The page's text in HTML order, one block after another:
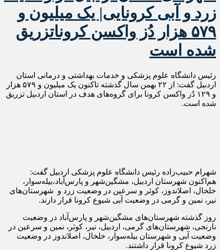
زرد و آبی کرونایی| یک میلیون و
۵۷۹ هزار دُز واکسن کروناتزریق
شده است
رئیس دانشگاه علوم پزشکی و خدمات بهداشتی و درمانی استان
اردبیل گفت: از ۲۲ بهمن سال گذشته تاکنون یک میلیون و ۵۷۹ هزار
و ۱۲۹ دُز واکسن کرونا برای گروه‌های هدف در استان اردبیل تزریق
شده است.
شهرام حبیب‌زاده رئیس دانشگاه علوم پزشکی اردبیل گفت:
هم‌اکنون شهرستان اردبیل، مشگین‌شهر و پارس‌آباد،بیله‌سوار،
خلخال، اصلاندوز، کوثر و سرعین در وضعیت زرد و شهرستان‌های
نیر، نمین و گرمی در وضعیت آبی شیوع کرونا قرار دارند.
روز گذشته شهرستان‌های مشگین‌شهر و پارس‌آباد در وضعیت
نارنجی، شهرستان‌های گرمی، اردبیل، نیر، کوثر، نمین و سرعین در
وضعیت آبی و شهرستان بیله‌سوار، خلخال، اصلاندوز در وضعیت
زرد شیوع کرونا قرار داشتند.